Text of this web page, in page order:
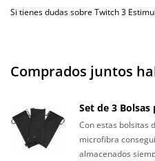
Si tienes dudas sobre Twitch 3
Comprados juntos
Set de 3
Con estas bolsitas
microfibra
almacenados